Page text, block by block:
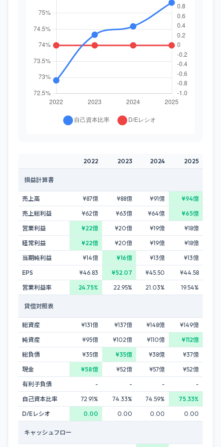
2022 2023 2024 2025
損益計算書
売上高 ¥87億 ¥88億 ¥91億
¥94億
売上総利益
¥62億 ¥63億 ¥64億
¥65億
営業利益
¥22億 ¥20億 ¥19億
¥18億
経常利益
¥22億 ¥20億 ¥19億
¥18億
当期純利益
¥14億 ¥16億 ¥13億
¥13億
EPS
¥46.83 ¥52.07 ¥45.50
¥44.58
営業利益率
24.75% 22.95% 21.03% 19.54%
貸借対照表
総資産 ¥131億 ¥137億 ¥148億
¥149億
純資産
¥95億 ¥102億 ¥110億
¥112億
総負債
¥35億 ¥35億 ¥38億
¥37億
現金
¥58億 ¥52億 ¥57億
¥52億
有利子負債
- - -
-
自己資本比率
72.91% 74.33% 74.59%
75.33%
D/Eレシオ
0.00 0.00 0.00 0.00
キャッシュフロー